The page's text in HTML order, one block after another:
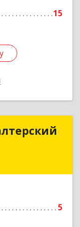
15
5
Подробнее